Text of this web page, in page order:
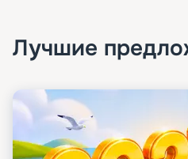
Лучшие